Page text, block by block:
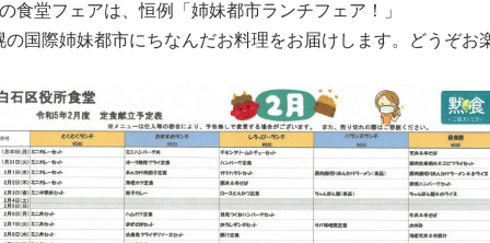
食堂フェアは、恒例「姉妹都市ランチフェア！」
の国際姉妹都市にちなんだお料理をお届けします。どうぞお